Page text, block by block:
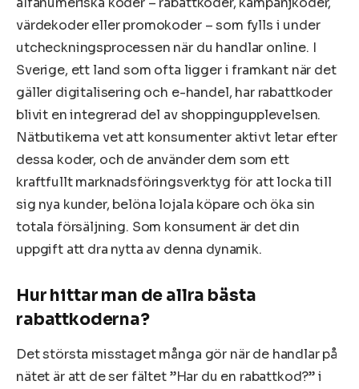
värdekoder eller promokoder – som fylls i under
utcheckningsprocessen när du handlar online. I
Sverige, ett land som ofta ligger i framkant när det
gäller digitalisering och e-handel, har rabattkoder
blivit en integrerad del av shoppingupplevelsen.
Nätbutikerna vet att konsumenter aktivt letar efter
dessa koder, och de använder dem som ett
kraftfullt marknadsföringsverktyg för att locka till
sig nya kunder, belöna lojala köpare och öka sin
totala försäljning. Som konsument är det din
uppgift att dra nytta av denna dynamik.
Hur hittar man de allra bästa
rabattkoderna?
Det största misstaget många gör när de handlar på
nätet är att de ser fältet ”Har du en rabattkod?” i